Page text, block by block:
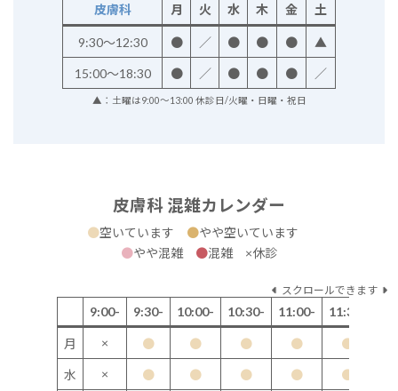
皮膚科 月 火 水 木 金 土
9:30～12:30 ● ／ ● ● ● ▲
15:00～18:30 ● ／ ● ● ● ／
▲：土曜は9:00～13:00 休診日/火曜・日曜・祝日
皮膚科 混雑カレンダー
●空いています ●やや空いています
●やや混雑 ●混雑 ×休診
スクロールできます
9:00- 9:30- 10:00- 10:30- 11:00- 11:30-
月 × ● ● ● ● ●
水 × ● ● ● ● ●